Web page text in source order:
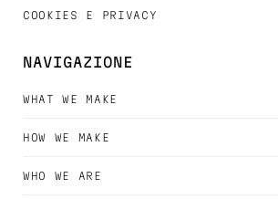
COOKIES E PRIVACY
NAVIGAZIONE
WHAT WE MAKE
HOW WE MAKE
WHO WE ARE